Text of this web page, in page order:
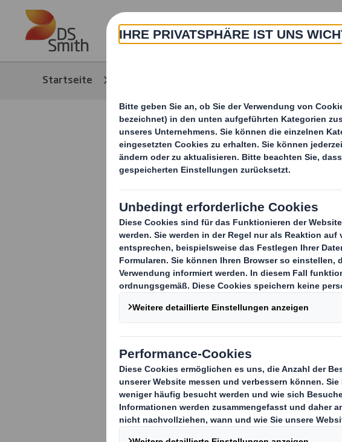
Skip to main content
Über Uns
Startseite
DS Smith Plc -
Division und
Verkauf der Plastics
DS Smith freut sich, mitteilen
Geschäftsbereichs Plastics an